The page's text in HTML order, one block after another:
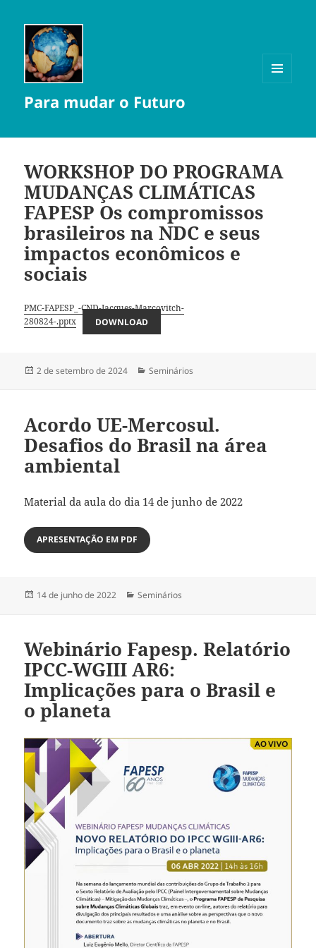
Para mudar o Futuro
WORKSHOP DO PROGRAMA
MUDANÇAS CLIMÁTICAS
FAPESP Os compromissos
brasileiros na NDC e seus
impactos econômicos e
sociais
PMC-FAPESP_-CND-Jacques-Marcovitch-
280824-.pptx
DOWNLOAD
Publicado
2 de setembro de 2024 Categorias
Seminários
Acordo UE-Mercosul.
Desafios do Brasil na área
ambiental
Material da aula do dia 14 de junho de 2022
APRESENTAÇÃO EM PDF
Publicado
14 de junho de 2022 Categorias
Seminários
Webinário Fapesp. Relatório
IPCC-WGIII AR6:
Implicações para o Brasil e
o planeta